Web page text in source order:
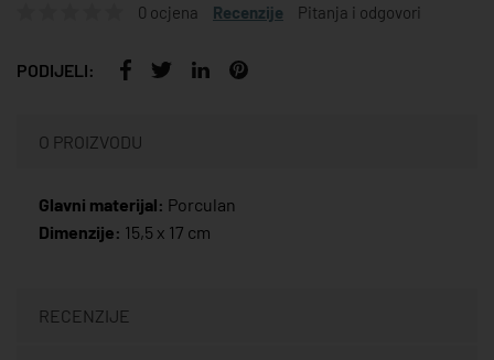
0 ocjena Recenzije Pitanja i odgovori
PODIJELI:
O PROIZVODU
Glavni materijal: Porculan
Dimenzije: 15,5 x 17 cm
RECENZIJE